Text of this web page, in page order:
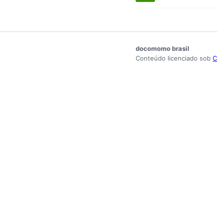
docomomo brasil
Conteúdo licenciado sob